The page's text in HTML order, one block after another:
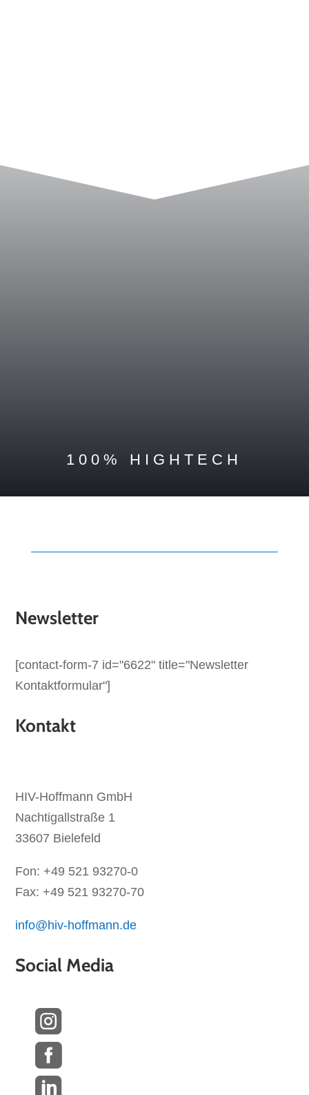
100% HIGHTECH
Newsletter
[contact-form-7 id="6622" title="Newsletter
Kontaktformular"]
Kontakt
HIV-Hoffmann GmbH
Nachtigallstraße 1
33607 Bielefeld
Fon: +49 521 93270-0
Fax: +49 521 93270-70
info@hiv-hoffmann.de
Social Media


